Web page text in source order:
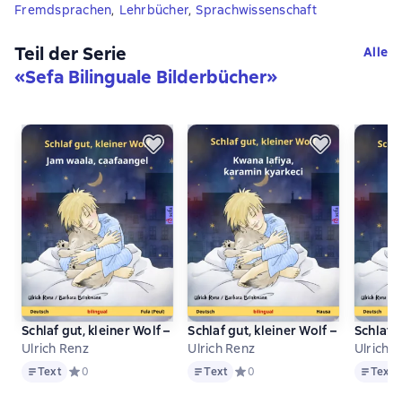
Fremdsprachen, Lehrbücher, Sprachwissenschaft
Teil der Serie
«Sefa Bilinguale Bilderbücher»
Alle
Schlaf gut, kleiner Wolf – Jam waala, caafaangel (Deutsch –
Ulrich Renz
TextText Средний рейтинг 0 на основе 0 оценок
0
Schlaf gut, kleiner Wolf – Kwana
Ulrich Renz
TextText Средний рейтинг 0 на основе
0
Schlaf
Ulrich
TextText